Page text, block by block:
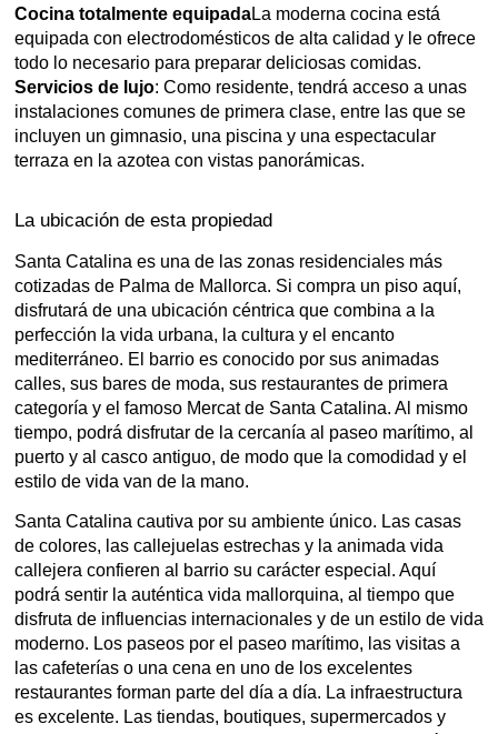
Cocina totalmente equipadaLa moderna cocina está
equipada con electrodomésticos de alta calidad y le ofrece
todo lo necesario para preparar deliciosas comidas.
Servicios de lujo: Como residente, tendrá acceso a unas
instalaciones comunes de primera clase, entre las que se
incluyen un gimnasio, una piscina y una espectacular
terraza en la azotea con vistas panorámicas.
La ubicación de esta propiedad
Santa Catalina es una de las zonas residenciales más
cotizadas de Palma de Mallorca. Si compra un piso aquí,
disfrutará de una ubicación céntrica que combina a la
perfección la vida urbana, la cultura y el encanto
mediterráneo. El barrio es conocido por sus animadas
calles, sus bares de moda, sus restaurantes de primera
categoría y el famoso Mercat de Santa Catalina. Al mismo
tiempo, podrá disfrutar de la cercanía al paseo marítimo, al
puerto y al casco antiguo, de modo que la comodidad y el
estilo de vida van de la mano.
Santa Catalina cautiva por su ambiente único. Las casas
de colores, las callejuelas estrechas y la animada vida
callejera confieren al barrio su carácter especial. Aquí
podrá sentir la auténtica vida mallorquina, al tiempo que
disfruta de influencias internacionales y de un estilo de vida
moderno. Los paseos por el paseo marítimo, las visitas a
las cafeterías o una cena en uno de los excelentes
restaurantes forman parte del día a día. La infraestructura
es excelente. Las tiendas, boutiques, supermercados y